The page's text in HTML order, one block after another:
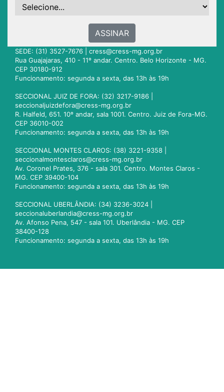
ASSINAR
SEDE: (31) 3527-7676 | cress@cress-mg.org.br
Rua Guajajaras, 410 - 11º andar. Centro. Belo Horizonte - MG.
CEP 30180-912
Funcionamento: segunda a sexta, das 13h às 19h
SECCIONAL JUIZ DE FORA: (32) 3217-9186 |
seccionaljuizdefora@cress-mg.org.br
R. Halfeld, 651. 10º andar, sala 1001. Centro. Juiz de Fora-MG.
CEP 36010-002
Funcionamento: segunda a sexta, das 13h às 19h
SECCIONAL MONTES CLAROS: (38) 3221-9358 |
seccionalmontesclaros@cress-mg.org.br
Av. Coronel Prates, 376 - sala 301. Centro. Montes Claros -
MG. CEP 39400-104
Funcionamento: segunda a sexta, das 13h às 19h
SECCIONAL UBERLÂNDIA: (34) 3236-3024 |
seccionaluberlandia@cress-mg.org.br
Av. Afonso Pena, 547 - sala 101. Uberlândia - MG. CEP
38400-128
Funcionamento: segunda a sexta, das 13h às 19h